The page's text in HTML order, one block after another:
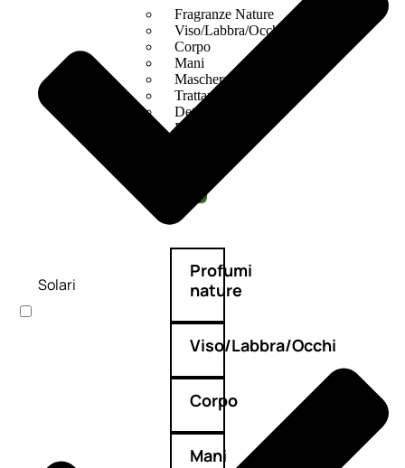
Fragranze Nature
Viso/Labbra/Occhi Nature
Corpo
Mani
Maschera Nature
Trattamenti Viso
Detergenza
Bagno Nature
Profumi
nature
Viso/Labbra/Occhi
Corpo
Mani
Solari